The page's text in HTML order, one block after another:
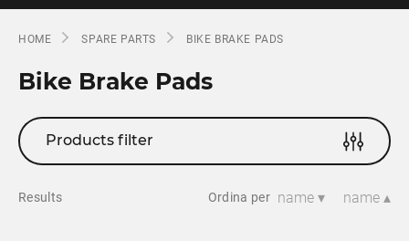
HOME SPARE PARTS BIKE BRAKE PADS
Bike Brake Pads
Products filter
Results Ordina per name ▾ name ▴